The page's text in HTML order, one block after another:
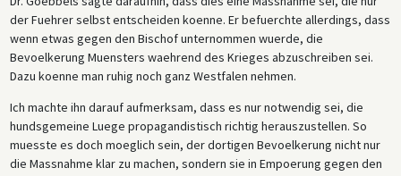
der Fuehrer selbst entscheiden koenne. Er befuerchte allerdings, dass
wenn etwas gegen den Bischof unternommen wuerde, die
Bevoelkerung Muensters waehrend des Krieges abzuschreiben sei.
Dazu koenne man ruhig noch ganz Westfalen nehmen.
Ich machte ihn darauf aufmerksam, dass es nur notwendig sei, die
hundsgemeine Luege propagandistisch richtig herauszustellen. So
muesste es doch moeglich sein, der dortigen Bevoelkerung nicht nur
die Massnahme klar zu machen, sondern sie in Empoerung gegen den